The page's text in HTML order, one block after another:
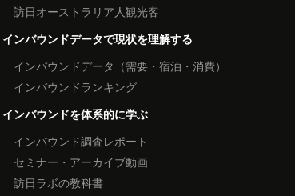
訪日オーストラリア人観光客
インバウンドデータで現状を理解する
インバウンドデータ（需要・宿泊・消費）
インバウンドランキング
インバウンドを体系的に学ぶ
インバウンド調査レポート
セミナー・アーカイブ動画
訪日ラボの教科書